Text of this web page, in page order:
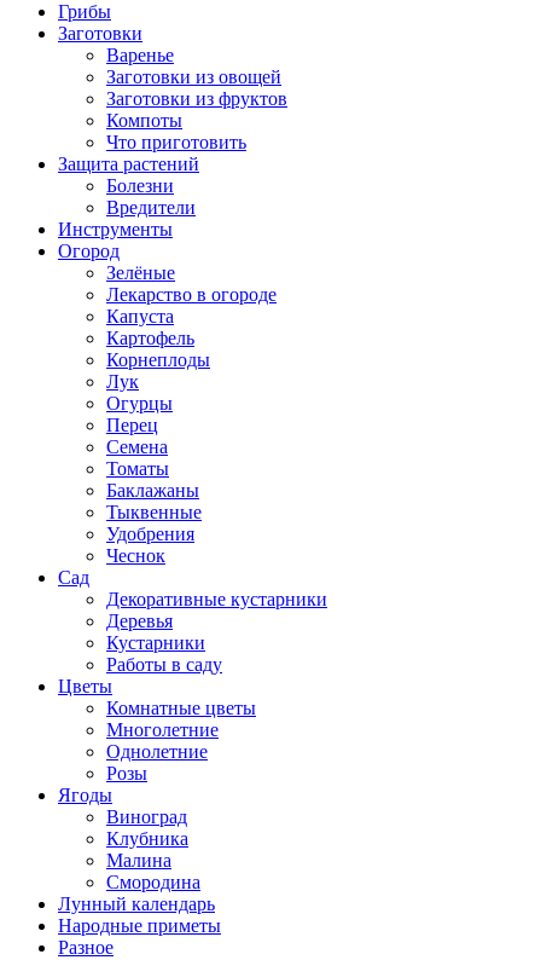
Грибы
Заготовки
Варенье
Заготовки из овощей
Заготовки из фруктов
Компоты
Что приготовить
Защита растений
Болезни
Вредители
Инструменты
Огород
Зелёные
Лекарство в огороде
Капуста
Картофель
Корнеплоды
Лук
Огурцы
Перец
Семена
Томаты
Баклажаны
Тыквенные
Удобрения
Чеснок
Сад
Декоративные кустарники
Деревья
Кустарники
Работы в саду
Цветы
Комнатные цветы
Многолетние
Однолетние
Розы
Ягоды
Виноград
Клубника
Малина
Смородина
Лунный календарь
Народные приметы
Разное